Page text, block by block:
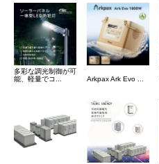
多彩な調光制御が可
能、軽量でコ...
Arkpax Ark Evo ...